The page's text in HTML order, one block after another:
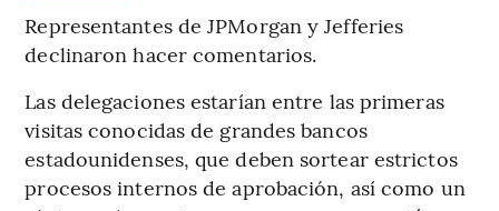
Representantes de JPMorgan y Jefferies
declinaron hacer comentarios.
Las delegaciones estarían entre las primeras
visitas conocidas de grandes bancos
estadounidenses, que deben sortear estrictos
procesos internos de aprobación, así como un